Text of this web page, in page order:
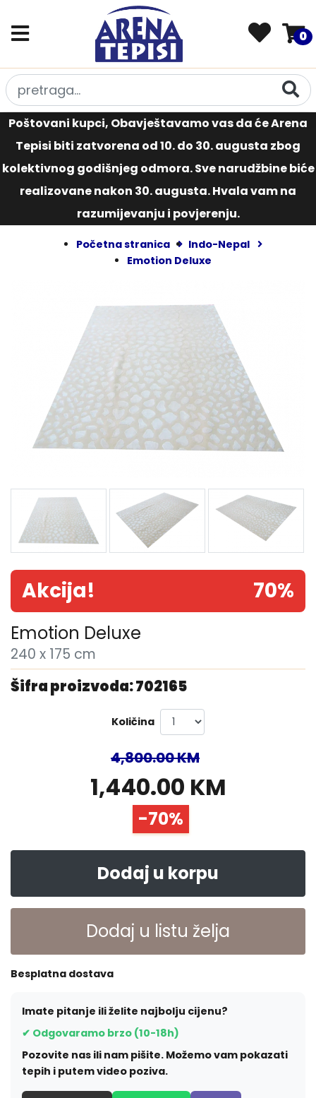
0
Poštovani kupci, Obavještavamo vas da će Arena
Tepisi biti zatvorena od 10. do 30. augusta zbog
kolektivnog godišnjeg odmora. Sve narudžbine biće
realizovane nakon 30. augusta. Hvala vam na
razumijevanju i povjerenju.
Početna stranica
Indo-Nepal
Emotion Deluxe
Akcija! 70%
Emotion Deluxe
240 x 175 cm
Šifra proizvoda: 702165
Količina
4,800.00 KM
1,440.00 KM
-70%
Dodaj u korpu
Dodaj u listu želja
Besplatna dostava
Imate pitanje ili želite najbolju cijenu?
✔ Odgovaramo brzo (10-18h)
Pozovite nas ili nam pišite. Možemo vam pokazati
tepih i putem video poziva.